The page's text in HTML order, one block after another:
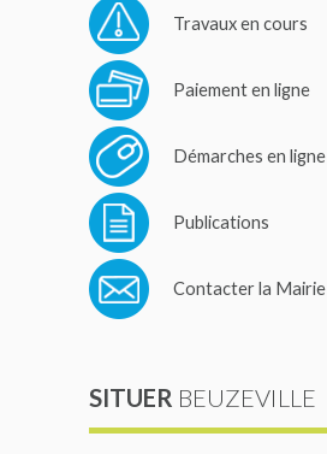
Travaux en cours
Paiement en ligne
Démarches en ligne
Publications
Contacter la Mairie
SITUER BEUZEVILLE